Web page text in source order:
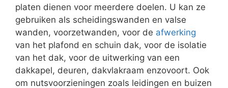
platen dienen voor meerdere doelen. U kan ze
gebruiken als scheidingswanden en valse
wanden, voorzetwanden, voor de afwerking
van het plafond en schuin dak, voor de isolatie
van het dak, voor de uitwerking van een
dakkapel, deuren, dakvlakraam enzovoort. Ook
om nutsvoorzieningen zoals leidingen en buizen